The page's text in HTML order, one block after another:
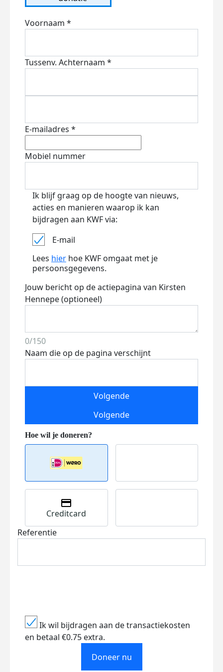
Voornaam *
Tussenv. Achternaam *
E-mailadres *
Mobiel nummer
Ik blijf graag op de hoogte van nieuws,
acties en manieren waarop ik kan
bijdragen aan KWF via:
E-mail
Lees hier hoe KWF omgaat met je
persoonsgegevens.
Jouw bericht op de actiepagina van Kirsten
Hennepe (optioneel)
0/150
Naam die op de pagina verschijnt
Volgende
Volgende
Creditcard
Referentie
Ik wil bijdragen aan de transactiekosten
en betaal €0.75 extra.
Doneer nu